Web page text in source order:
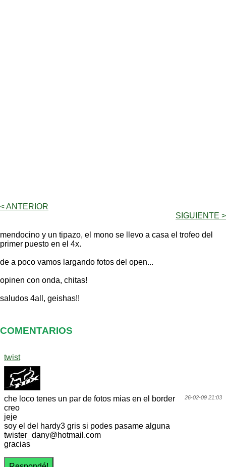
< ANTERIOR
SIGUIENTE >
mendocino y un tipazo, el mono se llevo a casa el trofeo del
primer puesto en el 4x.
de a poco vamos largando fotos del open...
opinen con onda, chitas!
saludos 4all, geishas!!
COMENTARIOS
twist
26-02-09 21:03
che loco tenes un par de fotos mias en el border
creo
jeje
soy el del hardy3 gris si podes pasame alguna
twister_dany@hotmail.com
gracias